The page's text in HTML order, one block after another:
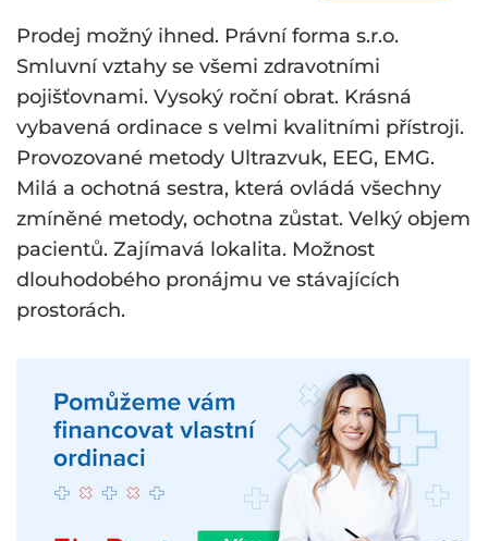
Prodej možný ihned. Právní forma s.r.o.
Smluvní vztahy se všemi zdravotními
pojišťovnami. Vysoký roční obrat. Krásná
vybavená ordinace s velmi kvalitními přístroji.
Provozované metody Ultrazvuk, EEG, EMG.
Milá a ochotná sestra, která ovládá všechny
zmíněné metody, ochotna zůstat. Velký objem
pacientů. Zajímavá lokalita. Možnost
dlouhodobého pronájmu ve stávajících
prostorách.